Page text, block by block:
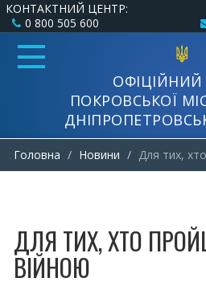
КОНТАКТНИЙ ЦЕНТР:
0 800 505 600
ПОКРОВСЬКОЇ
Головна Новини Для тих,
ДЛЯ ТИХ, ХТО
ВІЙНОЮ